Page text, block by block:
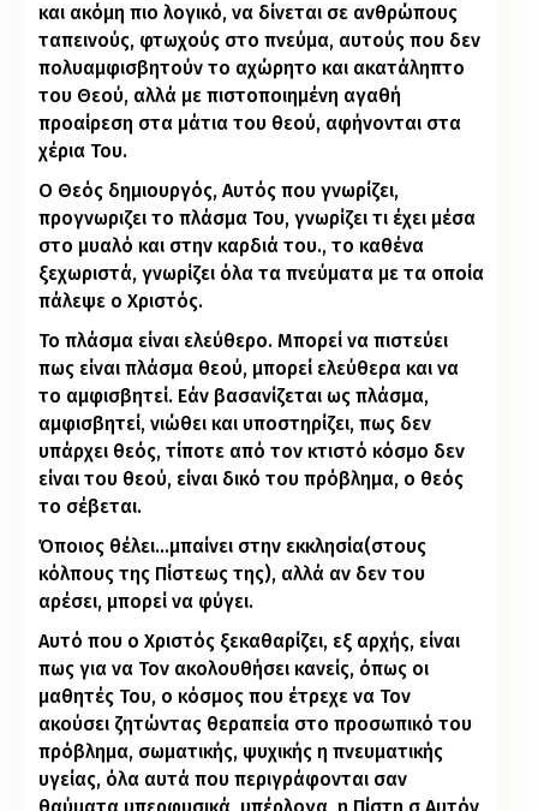
και ακόμη πιο λογικό, να δίνεται σε ανθρώπους
ταπεινούς, φτωχούς στο πνεύμα, αυτούς που δεν
πολυαμφισβητούν το αχώρητο και ακατάληπτο
του Θεού, αλλά με πιστοποιημένη αγαθή
προαίρεση στα μάτια του θεού, αφήνονται στα
χέρια Του.
Ο Θεός δημιουργός, Αυτός που γνωρίζει,
προγνωριζει το πλάσμα Του, γνωρίζει τι έχει μέσα
στο μυαλό και στην καρδιά του., το καθένα
ξεχωριστά, γνωρίζει όλα τα πνεύματα με τα οποία
πάλεψε ο Χριστός.
Το πλάσμα είναι ελεύθερο. Μπορεί να πιστεύει
πως είναι πλάσμα θεού, μπορεί ελεύθερα και να
το αμφισβητεί. Εάν βασανίζεται ως πλάσμα,
αμφισβητεί, νιώθει και υποστηρίζει, πως δεν
υπάρχει θεός, τίποτε από τον κτιστό κόσμο δεν
είναι του θεού, είναι δικό του πρόβλημα, ο θεός
το σέβεται.
Όποιος θέλει…μπαίνει στην εκκλησία(στους
κόλπους της Πίστεως της), αλλά αν δεν του
αρέσει, μπορεί να φύγει.
Αυτό που ο Χριστός ξεκαθαρίζει, εξ αρχής, είναι
πως για να Τον ακολουθήσει κανείς, όπως οι
μαθητές Του, ο κόσμος που έτρεχε να Τον
ακούσει ζητώντας θεραπεία στο προσωπικό του
πρόβλημα, σωματικής, ψυχικής η πνευματικής
υγείας, όλα αυτά που περιγράφονται σαν